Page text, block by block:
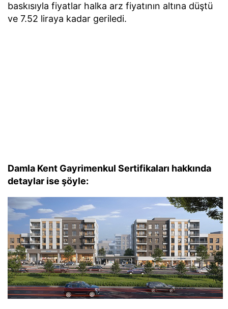
baskısıyla fiyatlar halka arz fiyatının altına düştü
ve 7.52 liraya kadar geriledi.
Damla Kent Gayrimenkul Sertifikaları hakkında
detaylar ise şöyle: